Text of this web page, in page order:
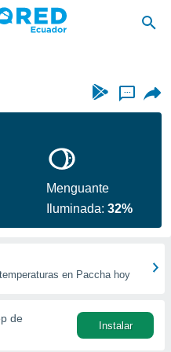
...
Menguante
Iluminada:32%
en Paccha hoy
de
Instalar